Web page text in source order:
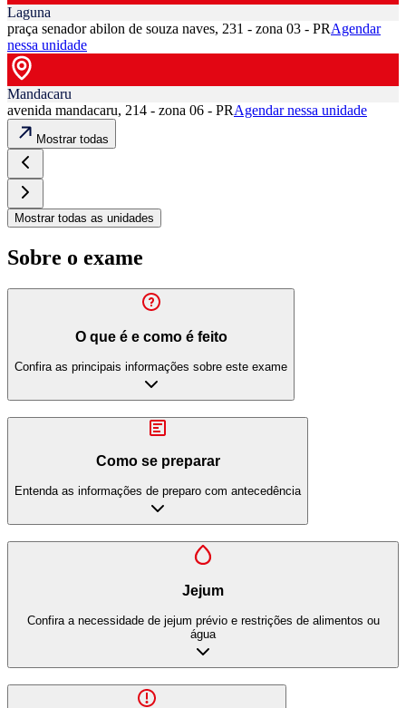
Laguna
praça senador abilon de souza naves, 231 - zona 03 - PRAgendar
nessa unidade
Mandacaru
avenida mandacaru, 214 - zona 06 - PRAgendar nessa unidade
Mostrar todas
Mostrar todas as unidades
Sobre o exame
O que é e como é feito
Confira as principais informações sobre este exame
Como se preparar
Entenda as informações de preparo com antecedência
Jejum
Confira a necessidade de jejum prévio e restrições de alimentos ou
água